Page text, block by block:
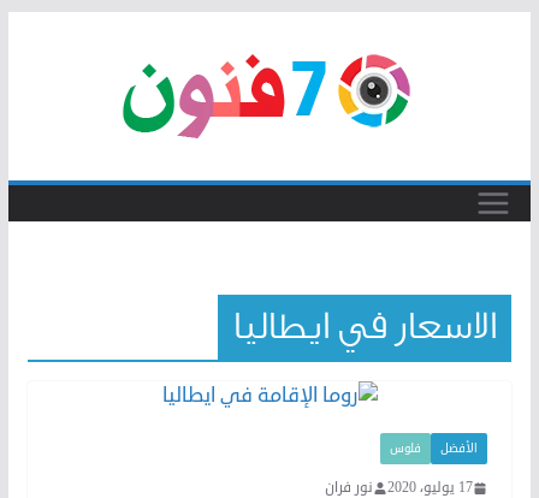
الاسعار في ايطاليا
الأفضل فلوس
17 يوليو، 2020 نور فران